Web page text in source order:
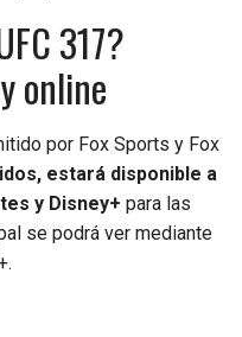
317?
online
por Fox Sports y Fox
estará disponible a
y Disney+ para las
se podrá ver mediante